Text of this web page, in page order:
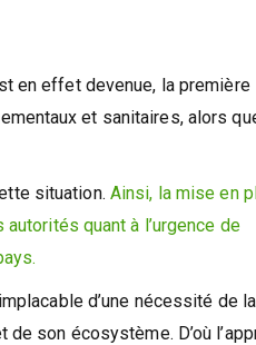
en effet devenue, la première
et sanitaires, alors
situation. Ainsi, la mise en
quant à l’urgence de
d’une nécessité de la
son écosystème. D’où